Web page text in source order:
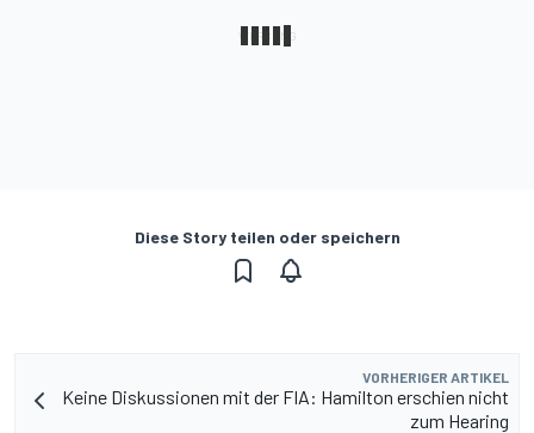
Diese Story teilen oder speichern
VORHERIGER ARTIKEL
Keine Diskussionen mit der FIA: Hamilton erschien nicht
zum Hearing